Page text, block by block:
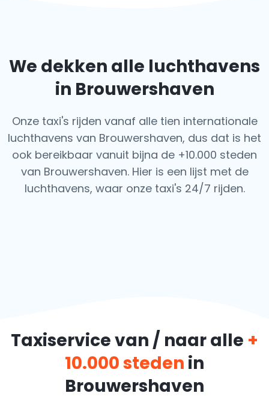
We dekken alle luchthavens
in Brouwershaven
Onze taxi's rijden vanaf alle tien internationale
luchthavens van Brouwershaven, dus dat is het
ook bereikbaar vanuit bijna de +10.000 steden
van Brouwershaven. Hier is een lijst met de
luchthavens, waar onze taxi's 24/7 rijden.
Taxiservice van / naar alle +
10.000 steden in
Brouwershaven